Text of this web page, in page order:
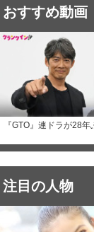
おすすめ動画
『GTO』連ドラが28
注目の人物